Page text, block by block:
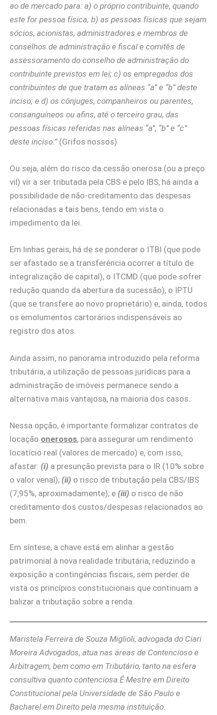
ao de mercado para: a) o próprio contribuinte, quando
este for pessoa física; b) as pessoas físicas que sejam
sócios, acionistas, administradores e membros de
conselhos de administração e fiscal e comitês de
assessoramento do conselho de administração do
contribuinte previstos em lei; c) os empregados dos
contribuintes de que tratam as alíneas “a” e “b” deste
inciso; e d) os cônjuges, companheiros ou parentes,
consanguíneos ou afins, até o terceiro grau, das
pessoas físicas referidas nas alíneas “a”, “b” e “c”
deste inciso.” (Grifos nossos)
Ou seja, além do risco da cessão onerosa (ou a preço
vil) vir a ser tributada pela CBS e pelo IBS, há ainda a
possibilidade de não-creditamento das despesas
relacionadas a tais bens, tendo em vista o
impedimento da lei.
Em linhas gerais, há de se ponderar o ITBI (que pode
ser afastado se a transferência ocorrer a título de
integralização de capital), o ITCMD (que pode sofrer
redução quando da abertura da sucessão), o IPTU
(que se transfere ao novo proprietário) e, ainda, todos
os emolumentos cartorários indispensáveis ao
registro dos atos.
Ainda assim, no panorama introduzido pela reforma
tributária, a utilização de pessoas jurídicas para a
administração de imóveis permanece sendo a
alternativa mais vantajosa, na maioria dos casos.
Nessa opção, é importante formalizar contratos de
locação onerosos, para assegurar um rendimento
locatício real (valores de mercado) e, com isso,
afastar: (i) a presunção prevista para o IR (10% sobre
o valor venal); (ii) o risco de tributação pela CBS/IBS
(7,95%, aproximadamente); e (iii) o risco de não
creditamento dos custos/despesas relacionados ao
bem.
Em síntese, a chave está em alinhar a gestão
patrimonial à nova realidade tributária, reduzindo a
exposição a contingências fiscais, sem perder de
vista os princípios constitucionais que continuam a
balizar a tributação sobre a renda.
Maristela Ferreira de Souza Miglioli, advogada do Ciari
Moreira Advogados, atua nas áreas de Contencioso e
Arbitragem, bem como em Tributário, tanto na esfera
consultiva quanto contenciosa.É Mestre em Direito
Constitucional pela Universidade de São Paulo e
Bacharel em Direito pela mesma instituição.